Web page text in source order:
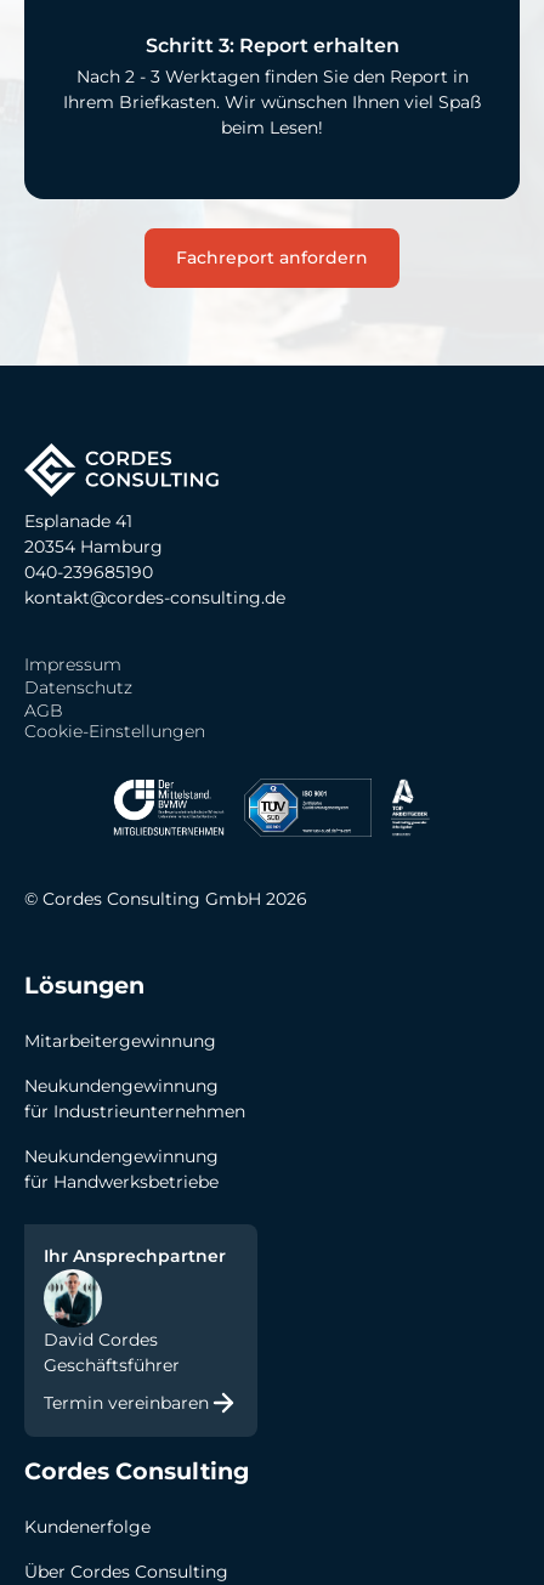
Schritt 3: Report erhalten
Nach 2 - 3 Werktagen finden Sie den Report in
Ihrem Briefkasten. Wir wünschen Ihnen viel Spaß
beim Lesen!
Fachreport anfordern
Esplanade 41
20354 Hamburg
040-239685190
kontakt@cordes-consulting.de
Impressum
Datenschutz
AGB
Cookie-Einstellungen
© Cordes Consulting GmbH 2026
Lösu ngen
Mitarbeitergewinnung
Neukundengewinnung
für Industrieunternehmen
Neukundengewinnung
für Handwerksbetriebe
Ihr Ansprechpartner
David Cordes
Geschäftsführer
Termin vereinbaren
Cordes Consul ting
Kundenerfolge
Über Cordes Consulting